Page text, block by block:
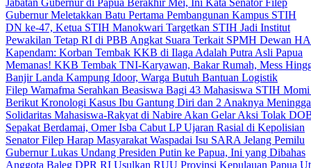
Jabatan Gubernur di Papua Berakhir Mei, Ini Kata Senator Filep
Gubernur Meletakkan Batu Pertama Pembangunan Kampus STIH
DN ke-47, Ketua STIH Manokwari Targetkan STIH Jadi Institut
Pewakilan Tetap RI di PBB Angkat Suara Terkait SPMH Dewan
Kapendam: Korban Tembak KKB di Ilaga Adalah Putra Asli Papua
Memanas! KKB Tembak TNI-Karyawan, Bakar Rumah, Mess
Banjir Landa Kampung Idoor, Warga Butuh Bantuan Logistik
Filep Wamafma Serahkan Beasiswa Bagi 43 Mahasiswa STIH Momi
Berikut Kronologi Kasus Ibu Gantung Diri dan 2 Anaknya
Solidaritas Mahasiswa-Rakyat di Nabire Akan Gelar Aksi Tolak
Sepakat Berdamai, Omer Isba Cabut LP Ujaran Rasial di Kepolisian
Senator Filep Harap Masyarakat Waspadai Isu SARA Jelang Pemilu
Gubernur Lukas Undang Presiden Putin ke Papua, Ini yang Dibahas
Anggota Baleg DPR RI Usulkan RUU Provinsi Kepulauan Papua